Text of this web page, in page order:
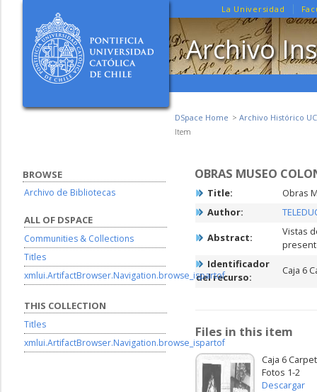
La Universidad
Archivo
DSpace Home
Archivo Histórico UC
Item
OBRAS MUSEO
Title:
Obras
Author:
Abstract:
Vistas
Identificador
del recurso:
Caja 6
Files in this item
Caja 6
Fotos 1-2
Descargar
BROWSE
Archivo de Bibliotecas
ALL OF DSPACE
Communities & Collections
Titles
xmlui.ArtifactBrowser.Navigation.browse_ispartof
THIS COLLECTION
Titles
xmlui.ArtifactBrowser.Navigation.browse_ispartof